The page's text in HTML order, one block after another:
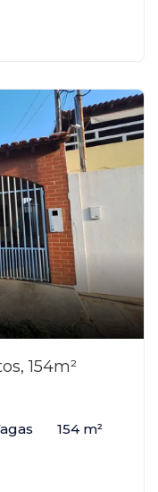
154m²
154 m²